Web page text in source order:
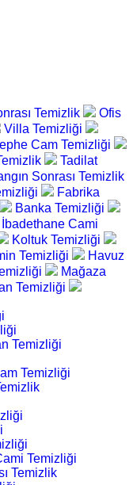
Temizlik
Ofis
Villa Temizliği
Cam Temizliği
Tadilat
Sonrası Temizlik
Fabrika
Banka Temizliği
İbadethane Cami
Koltuk Temizliği
Temizliği
Havuz
Mağaza
Temizliği
Temizliği
Temizliği
Temizliği
Temizlik